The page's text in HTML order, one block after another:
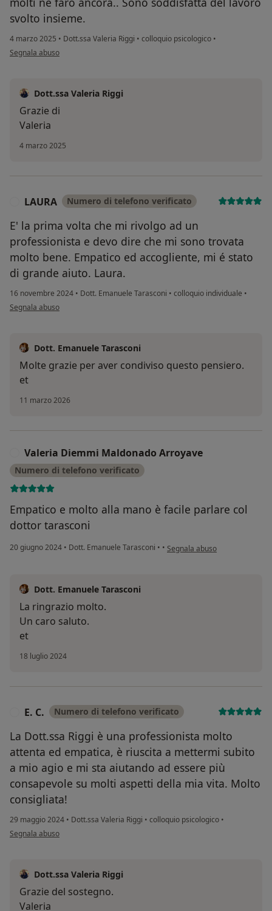
svolto insieme.
4 marzo 2025 • Dott.ssa Valeria Riggi • colloquio psicologico •
secondo l'opinione dell'utente Annalisa
Segnala abuso
Dott.ssa Valeria Riggi
Grazie di
Valeria
4 marzo 2025
LAURA Numero di telefono verificato
E' la prima volta che mi rivolgo ad un
professionista e devo dire che mi sono trovata
molto bene. Empatico ed accogliente, mi é stato
di grande aiuto. Laura.
16 novembre 2024 • Dott. Emanuele Tarasconi • colloquio individuale •
secondo l'opinione dell'utente LAURA
Segnala abuso
Dott. Emanuele Tarasconi
Molte grazie per aver condiviso questo pensiero.
et
11 marzo 2026
Valeria Diemmi Maldonado Arroyave
Numero di telefono verificato
Empatico e molto alla mano è facile parlare col
dottor tarasconi
20 giugno 2024 • Dott. Emanuele Tarasconi • • secondo l'opinione dell'utente
Segnala abuso
Dott. Emanuele Tarasconi
La ringrazio molto.
Un caro saluto.
et
18 luglio 2024
E. C. Numero di telefono verificato
La Dott.ssa Riggi è una professionista molto
attenta ed empatica, è riuscita a mettermi subito
a mio agio e mi sta aiutando ad essere più
consapevole su molti aspetti della mia vita. Molto
consigliata!
29 maggio 2024 • Dott.ssa Valeria Riggi • colloquio psicologico •
secondo l'opinione dell'utente E. C.
Segnala abuso
Dott.ssa Valeria Riggi
Grazie del sostegno.
Valeria